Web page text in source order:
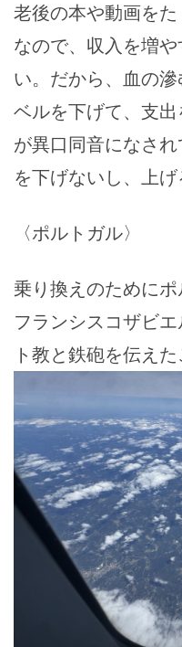
老後の本や動画を
なので、収入を増
い。だから、血の
ベルを下げて、支
が異口同音になさ
を下げないし、上げ
〈ポルトガル〉
乗り換えのために
フランシスコザビ
ト教と鉄砲を伝え